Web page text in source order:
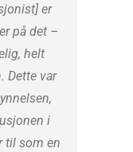
er
på det –
helt
Dette var
i
til som en